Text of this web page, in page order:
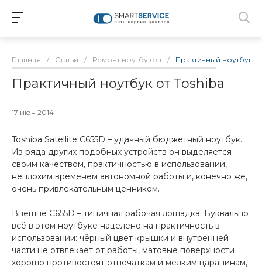
Главная / Статьи / Ремонт ноутбуков / Практичный ноутбук
Практичный ноутбук от Toshiba
17 июн 2014
Toshiba Satellite C655D – удачный бюджетный ноутбук.
Из ряда других подобных устройств он выделяется
своим качеством, практичностью в использовании,
неплохим временем автономной работы и, конечно же,
очень привлекательным ценником.
Внешне C655D – типичная рабочая лошадка. Буквально
всё в этом ноутбуке нацелено на практичность в
использовании: чёрный цвет крышки и внутренней
части не отвлекает от работы, матовые поверхности
хорошо противостоят отпечаткам и мелким царапинам,